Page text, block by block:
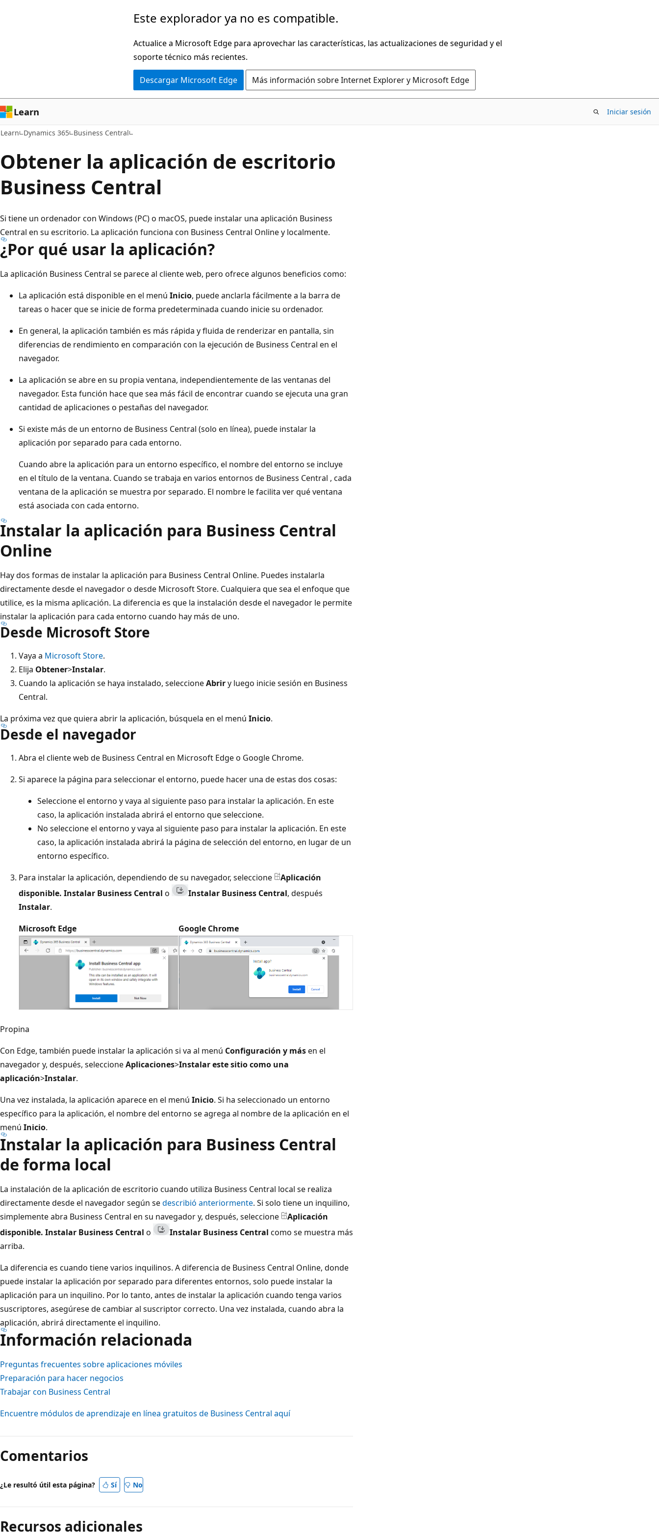
Este explorador ya no es compatible.
Actualice a Microsoft Edge para aprovechar las características, las actualizaciones de seguridad y el
soporte técnico más recientes.
Descargar Microsoft Edge Más información sobre Internet Explorer y Microsoft Edge
Learn Iniciar sesión
Learn Dynamics 365 Business Central
Obtener la aplicación de escritorio
Business Central
Si tiene un ordenador con Windows (PC) o macOS, puede instalar una aplicación Business
Central en su escritorio. La aplicación funciona con Business Central Online y localmente.
¿Por qué usar la aplicación?
La aplicación Business Central se parece al cliente web, pero ofrece algunos beneficios como:
La aplicación está disponible en el menú Inicio, puede anclarla fácilmente a la barra de
tareas o hacer que se inicie de forma predeterminada cuando inicie su ordenador.
En general, la aplicación también es más rápida y fluida de renderizar en pantalla, sin
diferencias de rendimiento en comparación con la ejecución de Business Central en el
navegador.
La aplicación se abre en su propia ventana, independientemente de las ventanas del
navegador. Esta función hace que sea más fácil de encontrar cuando se ejecuta una gran
cantidad de aplicaciones o pestañas del navegador.
Si existe más de un entorno de Business Central (solo en línea), puede instalar la
aplicación por separado para cada entorno.
Cuando abre la aplicación para un entorno específico, el nombre del entorno se incluye
en el título de la ventana. Cuando se trabaja en varios entornos de Business Central , cada
ventana de la aplicación se muestra por separado. El nombre le facilita ver qué ventana
está asociada con cada entorno.
Instalar la aplicación para Business Central
Online
Hay dos formas de instalar la aplicación para Business Central Online. Puedes instalarla
directamente desde el navegador o desde Microsoft Store. Cualquiera que sea el enfoque que
utilice, es la misma aplicación. La diferencia es que la instalación desde el navegador le permite
instalar la aplicación para cada entorno cuando hay más de uno.
Desde Microsoft Store
Vaya a Microsoft Store.
Elija Obtener>Instalar.
Cuando la aplicación se haya instalado, seleccioneAbriry luego inicie sesión en Business
Central.
La próxima vez que quiera abrir la aplicación, búsquela en el menú Inicio.
Desde el navegador
Abra el cliente web de Business Central en Microsoft Edge o Google Chrome.
Si aparece la página para seleccionar el entorno, puede hacer una de estas dos cosas:
Seleccione el entorno y vaya al siguiente paso para instalar la aplicación. En este
caso, la aplicación instalada abrirá el entorno que seleccione.
No seleccione el entorno y vaya al siguiente paso para instalar la aplicación. En este
caso, la aplicación instalada abrirá la página de selección del entorno, en lugar de un
entorno específico.
Para instalar la aplicación, dependiendo de su navegador, seleccione
Aplicación
disponible. Instalar Business Central o Instalar Business Central, después
Instalar.
Microsoft Edge
Google Chrome
Propina
Con Edge, también puede instalar la aplicación si va al menú Configuración y másen el
navegador y, después, seleccioneAplicaciones>Instalar este sitio como una
aplicación>Instalar.
Una vez instalada, la aplicación aparece en el menú Inicio. Si ha seleccionado un entorno
específico para la aplicación, el nombre del entorno se agrega al nombre de la aplicación en el
menú Inicio.
Instalar la aplicación para Business Central
de forma local
La instalación de la aplicación de escritorio cuando utiliza Business Central local se realiza
directamente desde el navegador según sedescribió anteriormente. Si solo tiene un inquilino,
simplemente abra Business Central en su navegador y, después, seleccione
Aplicación
disponible. Instalar Business Central o Instalar Business Central como se muestra más
arriba.
La diferencia es cuando tiene varios inquilinos. A diferencia de Business Central Online, donde
puede instalar la aplicación por separado para diferentes entornos, solo puede instalar la
aplicación para un inquilino. Por lo tanto, antes de instalar la aplicación cuando tenga varios
suscriptores, asegúrese de cambiar al suscriptor correcto. Una vez instalada, cuando abra la
aplicación, abrirá directamente el inquilino.
Información relacionada
Preguntas frecuentes sobre aplicaciones móviles
Preparación para hacer negocios
Trabajar con Business Central
Encuentre módulos de aprendizaje en línea gratuitos de Business Central aquí
Comentarios
¿Le resultó útil esta página? Sí No
Recursos adicionales